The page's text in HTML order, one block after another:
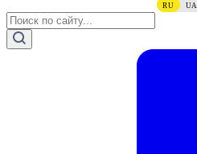
RU UA